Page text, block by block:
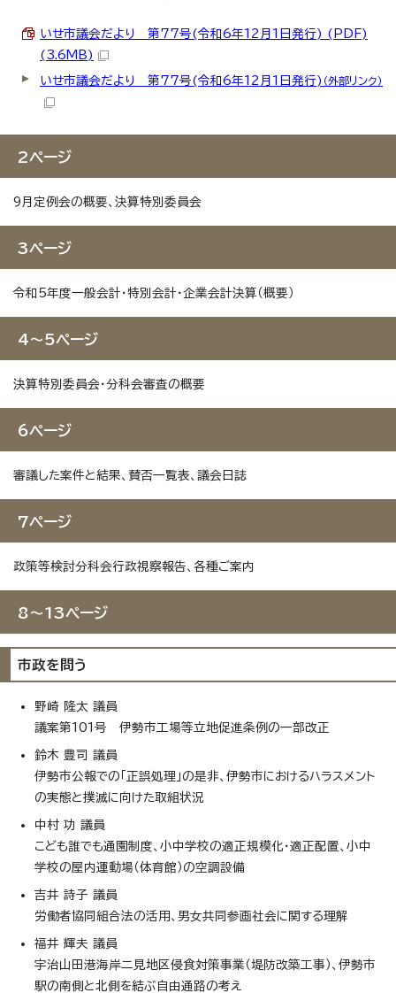
いせ市議会だより 第77号(令和6年12月1日発行) (PDF)
(3.6MB)
いせ市議会だより 第77号(令和6年12月1日発行) （外部リンク）
2ページ
9月定例会の概要、決算特別委員会
3ページ
令和5年度一般会計・特別会計・企業会計決算（概要）
4～5ページ
決算特別委員会・分科会審査の概要
6ページ
審議した案件と結果、賛否一覧表、議会日誌
7ページ
政策等検討分科会行政視察報告、各種ご案内
8～13ページ
市政を問う
野崎 隆太 議員
議案第101号 伊勢市工場等立地促進条例の一部改正
鈴木 豊司 議員
伊勢市公報での「正誤処理」の是非、伊勢市におけるハラスメント
の実態と撲滅に向けた取組状況
中村 功 議員
こども誰でも通園制度、小中学校の適正規模化・適正配置、小中
学校の屋内運動場（体育館）の空調設備
吉井 詩子 議員
労働者協同組合法の活用、男女共同参画社会に関する理解
福井 輝夫 議員
宇治山田港海岸二見地区侵食対策事業（堤防改築工事）、伊勢市
駅の南側と北側を結ぶ自由通路の考え